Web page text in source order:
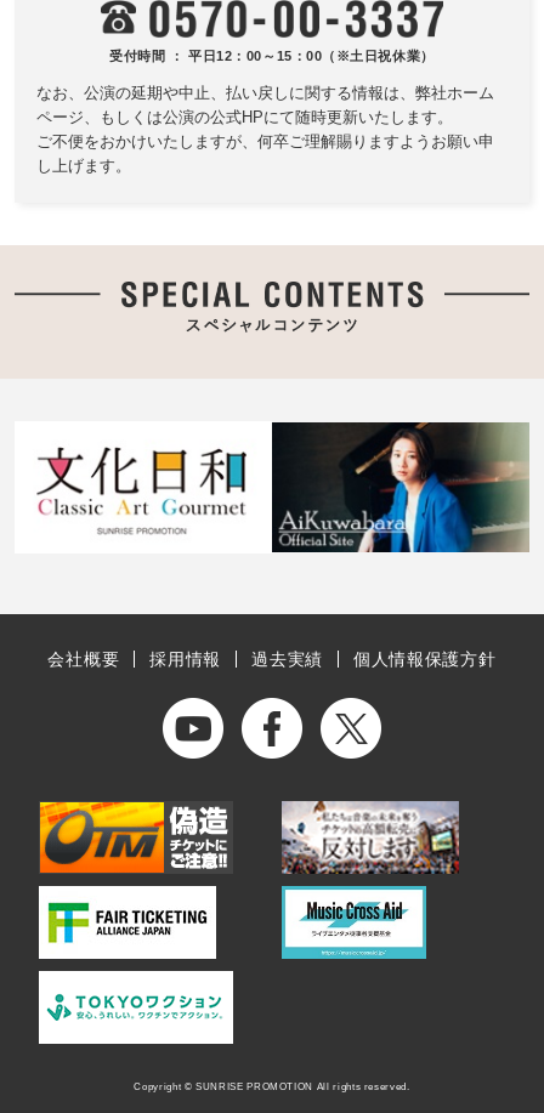
受付時間 ： 平日12：00～15：00（※土日祝休業）
なお、公演の延期や中止、払い戻しに関する情報は、 弊社ホーム
ページ、もしくは公演の公式HPにて随時更新いたします。
ご不便をおかけいたしますが、何卒ご理解賜りますようお願い申
し上げます。
会社概要 採用情報 過去実績 個人情報保護方針
Copyright © SUNRISE PROMOTION All rights reserved.